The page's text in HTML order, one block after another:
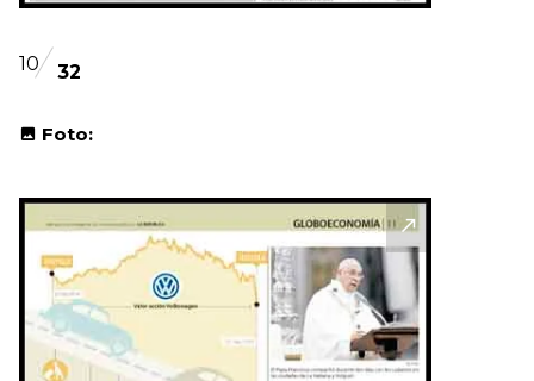
10 32
Foto: